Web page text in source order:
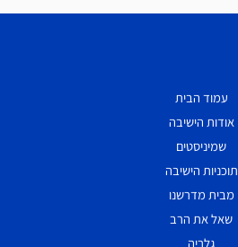
עמוד הבית
אודות הישיבה
שמיניסטים
תוכניות הישיבה
מבית מדרשנו
שאל את הרב
גלריה